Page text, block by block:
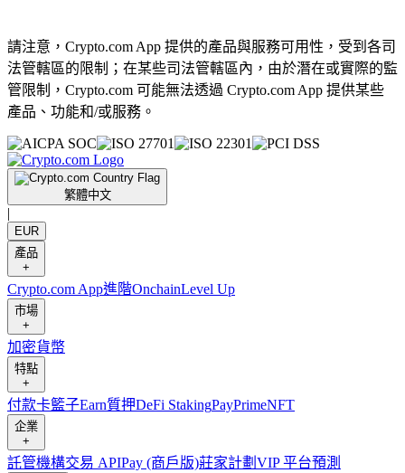
請注意，Crypto.com App 提供的產品與服務可用性，受到各司
法管轄區的限制；在某些司法管轄區內，由於潛在或實際的監
管限制，Crypto.com 可能無法透過 Crypto.com App 提供某些
產品、功能和/或服務。
繁體中文
|
EUR
產品
+
Crypto.com App進階OnchainLevel Up
市場
+
加密貨幣
特點
+
付款卡籃子Earn質押DeFi StakingPayPrimeNFT
企業
+
託管機構交易 APIPay (商戶版)莊家計劃 VIP 平台預測